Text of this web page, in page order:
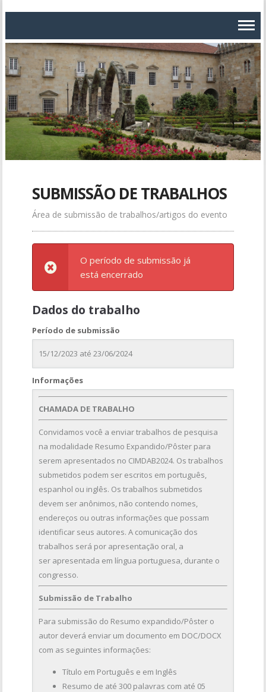
SUBMISSÃO DE TRABALHOS
Área de submissão de trabalhos/artigos do evento
O período de submissão já
está encerrado
Dados do trabalho
Período de submissão
15/12/2023 até 23/06/2024
Informações
CHAMADA DE TRABALHO
Convidamos você a enviar trabalhos de pesquisa
na modalidade Resumo Expandido/Pôster para
serem apresentados no CIMDAB2024. Os trabalhos
submetidos podem ser escritos em português,
espanhol ou inglês. Os trabalhos submetidos
devem ser anônimos, não contendo nomes,
endereços ou outras informações que possam
identificar seus autores. A comunicação dos
trabalhos será por apresentação oral, a
ser apresentada em língua portuguesa, durante o
congresso.
Submissão de Trabalho
Para submissão do Resumo expandido/Pôster o
autor deverá enviar um documento em DOC/DOCX
com as seguintes informações:
Título em Português e em Inglês
Resumo de até 300 palavras com até 05